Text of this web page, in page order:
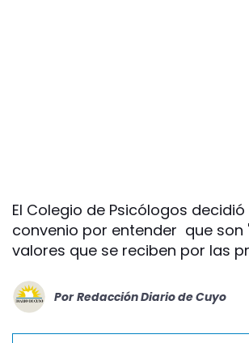
El Colegio de Psicólogos
convenio por entender que son
valores que se reciben por las
Por Redacción Diario de Cuyo